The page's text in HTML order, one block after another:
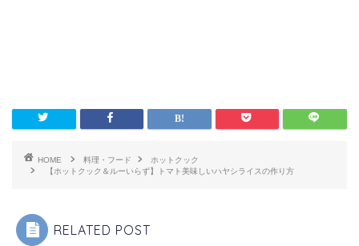
HOME 料理・フード
ホットクック
【ホットクック＆ルーいらず】トマト美味しいハヤシライスの作り方
RELATED POST